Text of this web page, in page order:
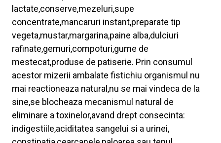
lactate,conserve,mezeluri,supe
concentrate,mancaruri instant,preparate tip
vegeta,mustar,margarina,paine alba,dulciuri
rafinate,gemuri,compoturi,gume de
mestecat,produse de patiserie. Prin consumul
acestor mizerii ambalate fistichiu organismul nu
mai reactioneaza natural,nu se mai vindeca de la
sine,se blocheaza mecanismul natural de
eliminare a toxinelor,avand drept consecinta:
indigestiile,aciditatea sangelui si a urinei,